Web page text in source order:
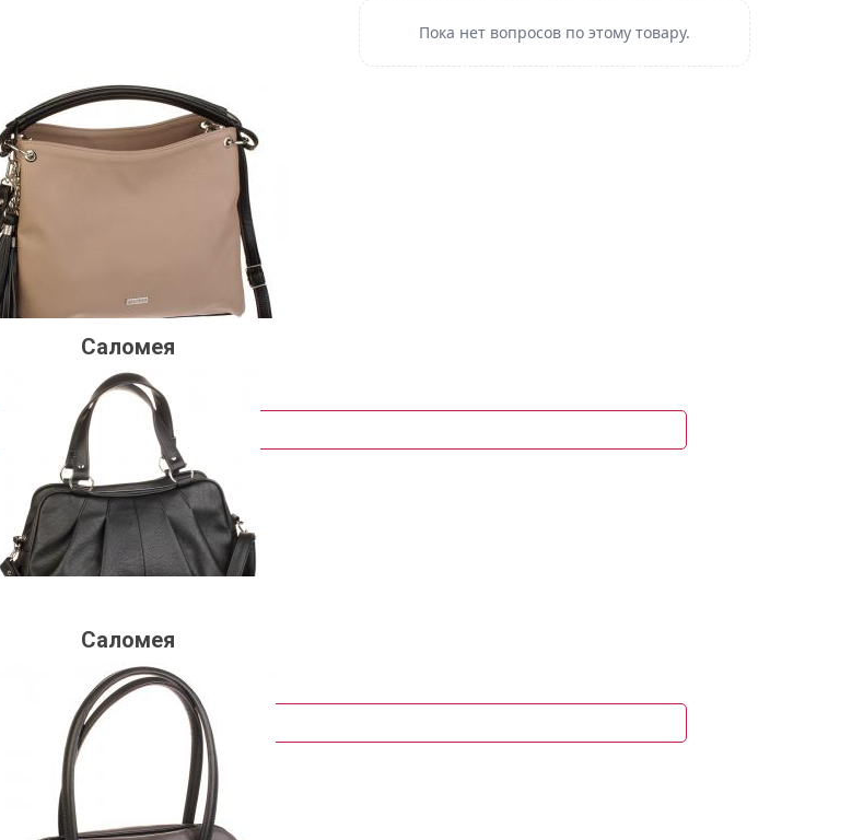
Пока нет вопросов по этому товару.
Саломея
2 081 руб.
Подробнее
Саломея
1 990 руб.
Подробнее